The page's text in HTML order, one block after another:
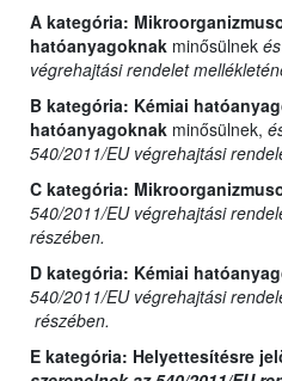
A kategória:
hatóanyagoknak minősülnek
végrehajtási rendelet
B kategória: Kémiai
hatóanyagoknak minősülnek,
540/2011/EU végrehajtási
C kategória:
540/2011/EU végrehajtási
részében.
D kategória: Kémiai
540/2011/EU végrehajtási
részében.
E kategória: Helyettesítésre